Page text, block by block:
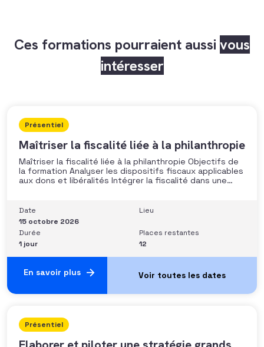
Ces formations pourraient aussi vous
intéresser
Présentiel
Maîtriser la fiscalité liée à la philanthropie
Maîtriser la fiscalité liée à la philanthropie Objectifs de
la formation Analyser les dispositifs fiscaux applicables
aux dons et libéralités Intégrer la fiscalité dans une
situations nécessitant un arbitrage juridique
Compétences et aptitudes Comprendre les régimes
Date
15 octobre 2026
Lieu
Durée
1 jour
Places restantes
12
En savoir plus
Présentiel